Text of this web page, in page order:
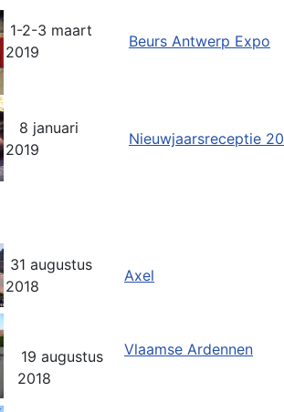
1-2-3 maart
2019
Beurs Antwerp Expo
8 januari
2019
Nieuwjaarsreceptie
31 augustus
2018
Axel
19 augustus
2018
Vlaamse Ardennen